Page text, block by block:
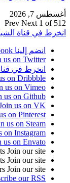
أغسطس 7, 2026
Prev Next 1 of 512
انخرط في قناة
انضم إلينا Facebook
us on Twitter
انخرط في
on Dribbble
us on Vimeo
us on Github
us on VK
on Pinterest
us on Steam
on Instagram
us on Envato
Join our site
Join our site
Join our site
our RSS